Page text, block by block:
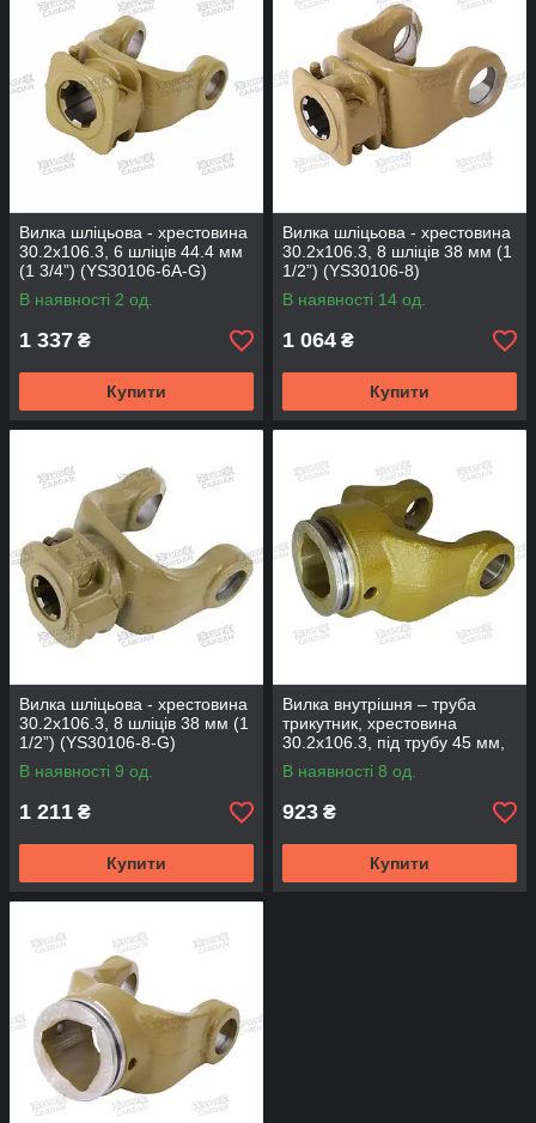
Вилка шліцьова - хрестовина
30.2х106.3, 6 шліців 44.4 мм
(1 3/4”) (YS30106-6A-G)
В наявності 2 од.
1 337 ₴
Купити
Вилка шліцьова - хрестовина
30.2х106.3, 8 шліців 38 мм (1
1/2”) (YS30106-8)
В наявності 14 од.
1 064 ₴
Купити
Вилка шліцьова - хрестовина
30.2х106.3, 8 шліців 38 мм (1
1/2”) (YS30106-8-G)
В наявності 9 од.
1 211 ₴
Купити
Вилка внутрішня – труба
трикутник, хрестовина
30.2х106.3, під трубу 45 мм,
(YT30106-455)
В наявності 8 од.
923 ₴
Купити